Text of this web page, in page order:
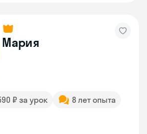
Мария
₽ за урок
8 лет опыта